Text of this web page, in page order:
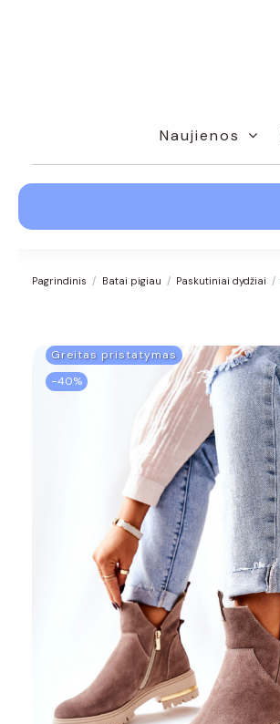
Naujienos
Pagrindinis Batai pigiau Paskutiniai dydžiai
Greitas pristatymas
−40%